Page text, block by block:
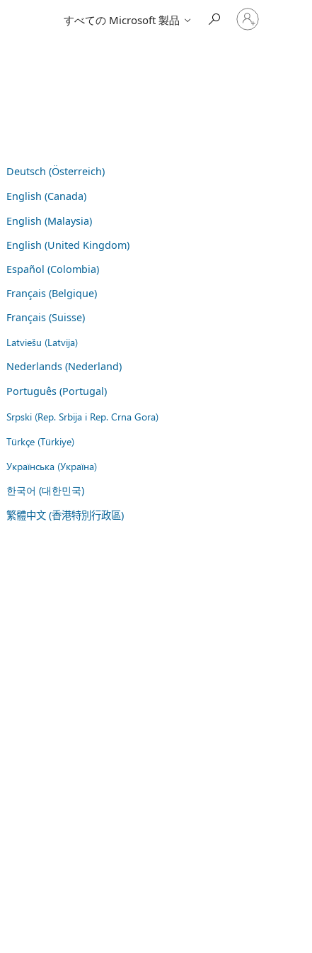
すべての Microsoft 製品
ア
カ
Deutsch (Österreich)
English (Canada)
English (Malaysia)
English (United Kingdom)
Español (Colombia)
Français (Belgique)
Français (Suisse)
Latviešu (Latvija)
Nederlands (Nederland)
Português (Portugal)
Srpski (Rep. Srbija i Rep. Crna Gora)
Türkçe (Türkiye)
Українська (Україна)
한국어 (대한민국)
繁體中文 (香港特別行政區)